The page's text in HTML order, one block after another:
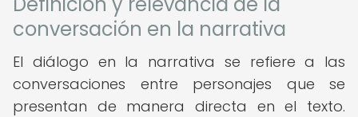
conversación en la narrativa
El diálogo en la narrativa se refiere a las
conversaciones entre personajes que se
presentan de manera directa en el texto.